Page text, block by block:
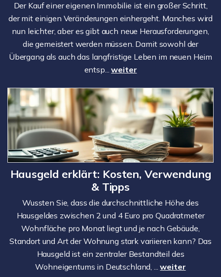
Der Kauf einer eigenen Immobilie ist ein großer Schritt,
der mit einigen Veränderungen einhergeht. Manches wird
nun leichter, aber es gibt auch neue Herausforderungen,
die gemeistert werden müssen. Damit sowohl der
Übergang als auch das langfristige Leben im neuen Heim
entsp...weiter
Hausgeld erklärt: Kosten, Verwendung
& Tipps
Wussten Sie, dass die durchschnittliche Höhe des
Hausgeldes zwischen 2 und 4 Euro pro Quadratmeter
Wohnfläche pro Monat liegt und je nach Gebäude,
Standort und Art der Wohnung stark variieren kann? Das
Hausgeld ist ein zentraler Bestandteil des
Wohneigentums in Deutschland, ...weiter